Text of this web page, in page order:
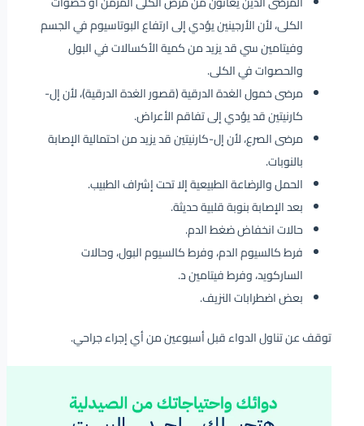
الكلى، لأن الأرجينين يؤدي إلى ارتفاع البوتاسيوم في الجسم
وفيتامين سي قد يزيد من كمية الأكسالات في البول
والحصوات في الكلى.
مرضى خمول الغدة الدرقية (قصور الغدة الدرقية)، لأن إل-
كارنيتين قد يؤدي إلى تفاقم الأعراض.
مرضى الصرع، لأن إل-كارنيتين قد يزيد من احتمالية الإصابة
بالنوبات.
الحمل والرضاعة الطبيعية إلا تحت إشراف الطبيب.
بعد الإصابة بنوبة قلبية حديثة.
حالات انخفاض ضغط الدم.
فرط كالسيوم الدم، وفرط كالسيوم البول، وحالات
الساركويد، وفرط فيتامين د.
بعض اضطرابات النزيف.
توقف عن تناول الدواء قبل أسبوعين من أي إجراء جراحي.